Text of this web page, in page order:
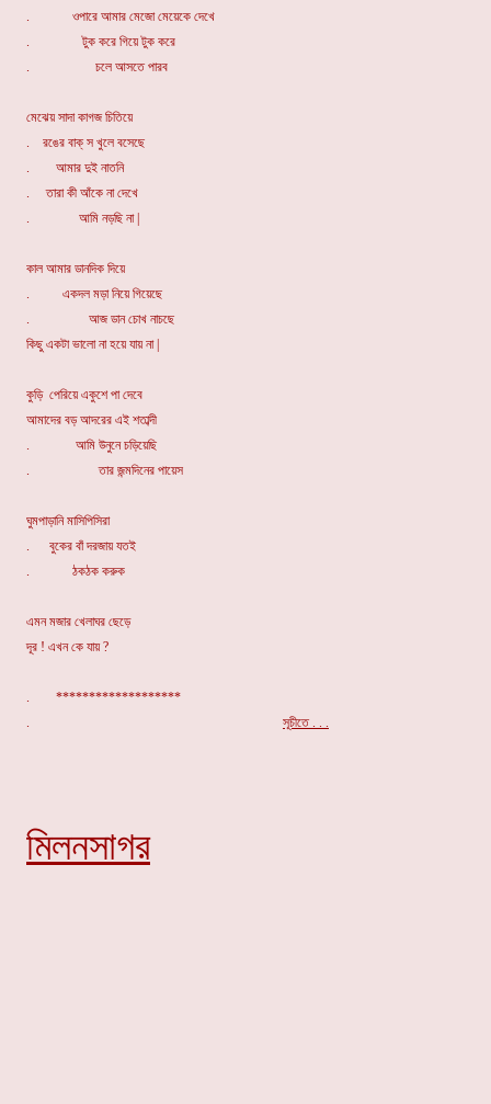
. ওপারে আমার মেজো মেয়েকে দেখে
. টুক করে গিয়ে টুক করে
. চলে আসতে পারব
মেঝেয় সাদা কাগজ চিতিয়ে
. রঙের বাক্ স খুলে বসেছে
. আমার দুই নাতনি
. তারা কী আঁকে না দেখে
. আমি নড়ছি না |
কাল আমার ডানদিক দিয়ে
. একদল মড়া নিয়ে গিয়েছে
. আজ ডান চোখ নাচছে
কিছু একটা ভালো না হয়ে যায় না |
কুড়ি পেরিয়ে একুশে পা দেবে
আমাদের বড় আদরের এই শতাব্দী
. আমি উনুনে চড়িয়েছি
. তার জন্মদিনের পায়েস
ঘুমপাড়ানি মাসিপিসিরা
. বুকের বাঁ দরজায় যতই
. ঠকঠক করুক
এমন মজার খেলাঘর ছেড়ে
দূর ! এখন কে যায় ?
. *******************
. সূচীতে . . .
মিলনসাগর